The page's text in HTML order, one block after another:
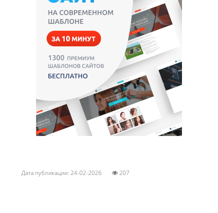
Дата публикации: 24-02-2026 207